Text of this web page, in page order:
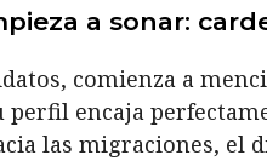
a sonar:
comienza a
perfil encaja
las migraciones, el